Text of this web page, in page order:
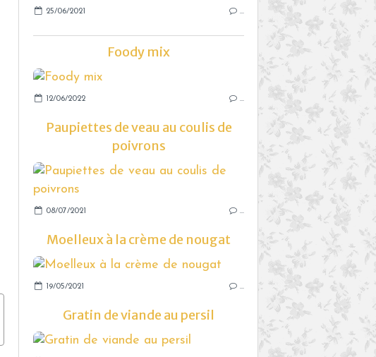
25/06/2021 …
Foody mix
12/06/2022 …
Paupiettes de veau au coulis de
poivrons
08/07/2021 …
Moelleux à la crème de nougat
19/05/2021 …
Gratin de viande au persil